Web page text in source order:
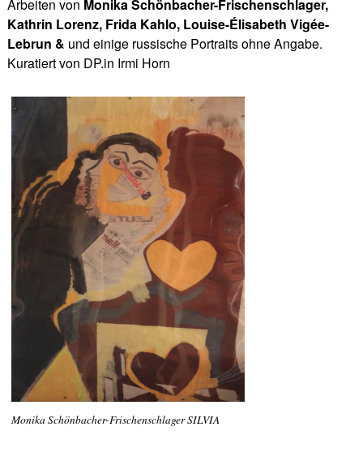
Arbeiten von Monika Schönbacher-Frischenschlager,
Kathrin Lorenz, Frida Kahlo, Louise-Élisabeth Vigée-
Lebrun & und einige russische Portraits ohne Angabe.
Kuratiert von DP.in Irmi Horn
Monika Schönbacher-Frischenschlager SILVIA